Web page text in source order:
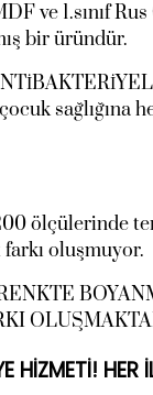
ve 1.sınıf Rus
bir üründür.
sağlığına
ölçülerinde
oluşmuyor.
HİZMETİ! HER